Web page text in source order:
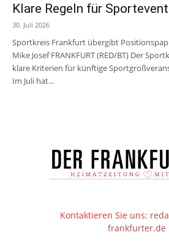
Klare Regeln für
30. Juli 2026
Sportkreis Frankfurt übergibt
Mike Josef FRANKFURT (RED/BT) Der
klare Kriterien für künftige
Im Juli hat...
Kontaktieren Sie uns:
frankfurter.de